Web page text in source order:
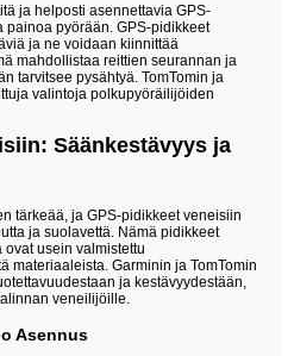
ja helposti asennettavia GPS-
pyörään. GPS-pidikkeet
ja ne voidaan kiinnittää
mahdollistaa reittien seurannan ja
tarvitsee pysähtyä. TomTomin ja
valintoja polkupyöräilijöiden
Säänkestävyys ja
tärkeää, ja GPS-pidikkeet veneisiin
ja suolavettä. Nämä pidikkeet
usein valmistettu
materiaaleista. Garminin ja TomTomin
ja kestävyydestään,
veneilijöille.
Asennus